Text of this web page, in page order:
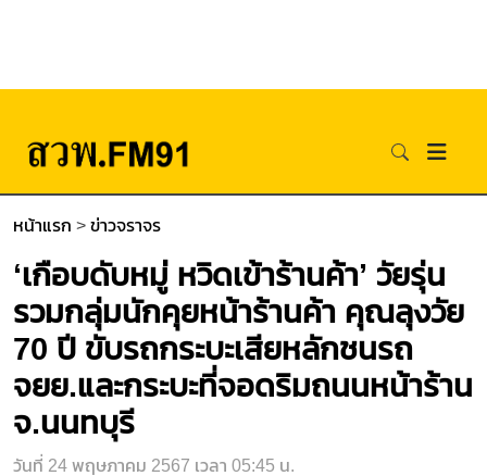
หน้าแรก > ข่าวจราจร
‘เกือบดับหมู่ หวิดเข้าร้านค้า’ วัยรุ่น
รวมกลุ่มนักคุยหน้าร้านค้า คุณลุงวัย
70 ปี ขับรถกระบะเสียหลักชนรถ
จยย.และกระบะที่จอดริมถนนหน้าร้าน
จ.นนทบุรี
วันที่ 24 พฤษภาคม 2567 เวลา 05:45 น.